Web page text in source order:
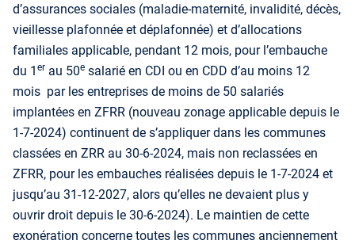
d’assurances sociales (maladie-maternité, invalidité, décès,
vieillesse plafonnée et déplafonnée) et d’allocations
familiales applicable, pendant 12 mois, pour l’embauche
du 1 er au 50e salarié en CDI ou en CDD d’au moins 12
mois par les entreprises de moins de 50 salariés
implantées en ZFRR (nouveau zonage applicable depuis le
1-7-2024) continuent de s’appliquer dans les communes
classées en ZRR au 30-6-2024, mais non reclassées en
ZFRR, pour les embauches réalisées depuis le 1-7-2024 et
jusqu’au 31-12-2027, alors qu’elles ne devaient plus y
ouvrir droit depuis le 30-6-2024). Le maintien de cette
exonération concerne toutes les communes anciennement